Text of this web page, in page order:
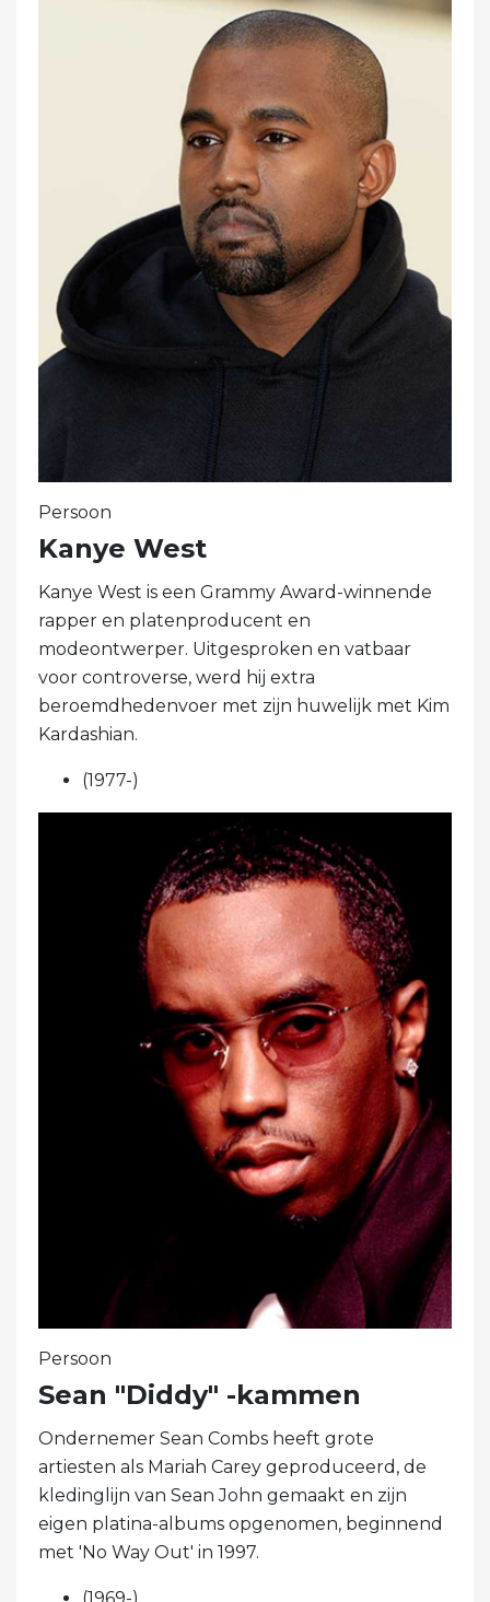
Persoon
Kanye West
Kanye West is een Grammy Award-winnende
rapper en platenproducent en
modeontwerper. Uitgesproken en vatbaar
voor controverse, werd hij extra
beroemdhedenvoer met zijn huwelijk met Kim
Kardashian.
(1977-)
Persoon
Sean "Diddy" -kammen
Ondernemer Sean Combs heeft grote
artiesten als Mariah Carey geproduceerd, de
kledinglijn van Sean John gemaakt en zijn
eigen platina-albums opgenomen, beginnend
met 'No Way Out' in 1997.